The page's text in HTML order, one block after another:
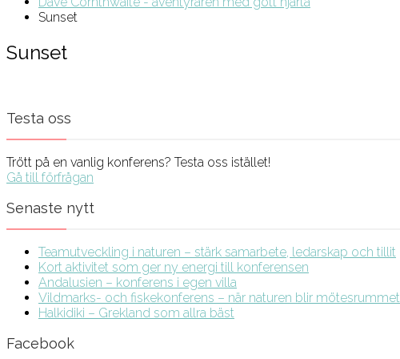
Sunset
Sunset
Testa oss
Trött på en vanlig konferens? Testa oss istället!
Gå till förfrågan
Senaste nytt
Teamutveckling i naturen – stärk samarbete, ledarskap och tillit
Kort aktivitet som ger ny energi till konferensen
Andalusien – konferens i egen villa
Vildmarks- och fiskekonferens – när naturen blir mötesrummet
Halkidiki – Grekland som allra bäst
Facebook